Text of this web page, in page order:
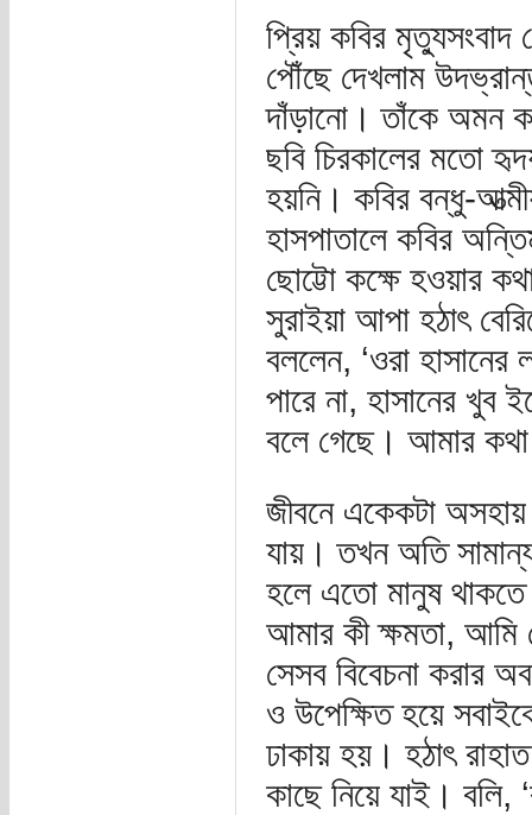
প্রিয় কবির মৃত্যুসংবাদ
পৌঁছে দেখলাম
দাঁড়ানো। তাঁকে অমন
ছবি চিরকালের মতো
হয়নি। কবির বন্ধু-
হাসপাতালে কবির
ছোট্টো কক্ষে হওয়ার
সুরাইয়া আপা হঠাৎ
বললেন, ‘ওরা হাসানের
পারে না, হাসানের খুব
বলে গেছে। আমার
জীবনে একেকটা
যায়। তখন অতি
হলে এতো মানুষ
আমার কী ক্ষমতা,
সেসব বিবেচনা করার
ও উপেক্ষিত হয়ে
ঢাকায় হয়। হঠাৎ
কাছে নিয়ে যাই। বলি,